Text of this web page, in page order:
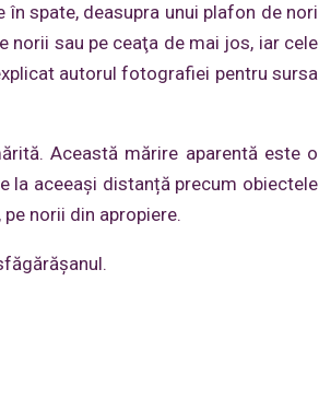
spate, deasupra unui plafon de nori
norii sau pe ceaţa de mai jos, iar cele
autorul fotografiei pentru sursa
Această mărire aparentă este o
la aceeași distanță precum obiectele
norii din apropiere.